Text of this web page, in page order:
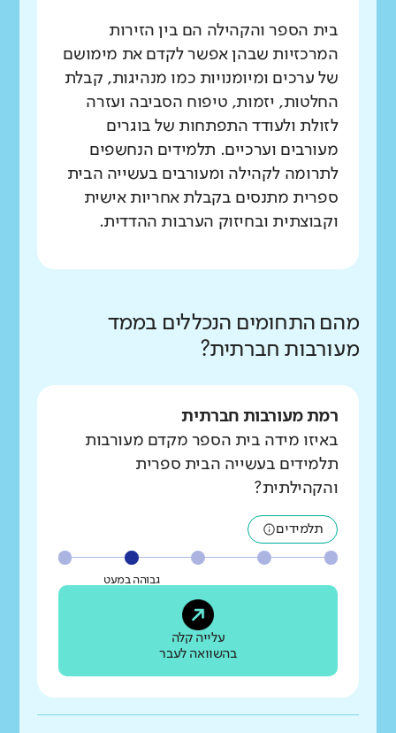
בית הספר והקהילה הם בין הזירות
המרכזיות שבהן אפשר לקדם את מימושם
של ערכים ומיומנויות כמו מנהיגות, קבלת
החלטות, יזמות, טיפוח הסביבה ועזרה
לזולת ולעודד התפתחות של בוגרים
מעורבים וערכיים. תלמידים הנחשפים
לתרומה לקהילה ומעורבים בעשייה הבית
ספרית מתנסים בקבלת אחריות אישית
וקבוצתית ובחיזוק הערבות ההדדית.
מהם התחומים הנכללים בממד
מעורבות חברתית?
רמת מעורבות חברתית
באיזו מידה בית הספר מקדם מעורבות
תלמידים בעשייה הבית ספרית
והקהילתית?
תלמידים
גבוהה במעט
עלייה קלה
בהשוואה לעבר